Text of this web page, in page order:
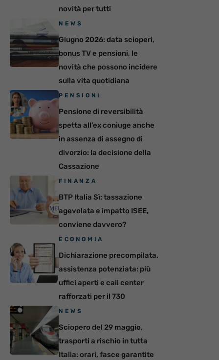
novità per tutti
NEWS
Giugno 2026: data scioperi,
bonus TV e pensioni, le
novità che possono incidere
sulla vita quotidiana
PENSIONI
Pensione di reversibilità
spetta all’ex coniuge anche
in assenza di assegno di
divorzio: la decisione della
Cassazione
FINANZA
BTP Italia Sì: tassazione
agevolata e impatto ISEE,
conviene davvero?
ECONOMIA
Dichiarazione precompilata,
assistenza potenziata: più
uffici aperti e call center
rafforzati per il 730
NEWS
Sciopero del 29 maggio,
trasporti a rischio in tutta
Italia: orari, fasce garantite